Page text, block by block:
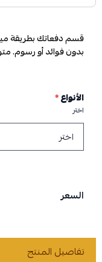
بدون فوائد أو رسوم.
الأنواع*
اختر
السعر
تفاصيل المنتج